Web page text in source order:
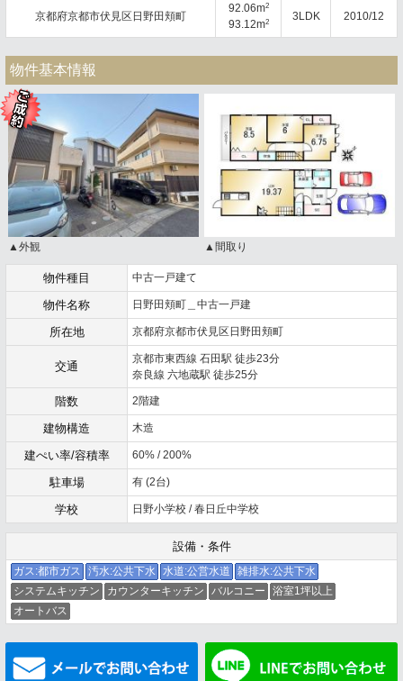
京都府京都市伏見区日野田頬町
92.06m2
93.12m2 3LDK 2010/12
物件基本情報
▲外観 ▲間取り
物件種目 中古一戸建て
物件名称 日野田頬町＿中古一戸建
所在地 京都府京都市伏見区日野田頬町
交通
京都市東西線 石田駅 徒歩23分
奈良線 六地蔵駅 徒歩25分
階数 2階建
建物構造 木造
建ぺい率/容積率 60% / 200%
駐車場 有 (2台)
学校 日野小学校 / 春日丘中学校
設備・条件
ガス:都市ガス 汚水:公共下水 水道:公営水道
雑排水:公共下水
システムキッチン
カウンターキッチン バルコニー
浴室1坪以上
オートバス
メールでお問い合わせ